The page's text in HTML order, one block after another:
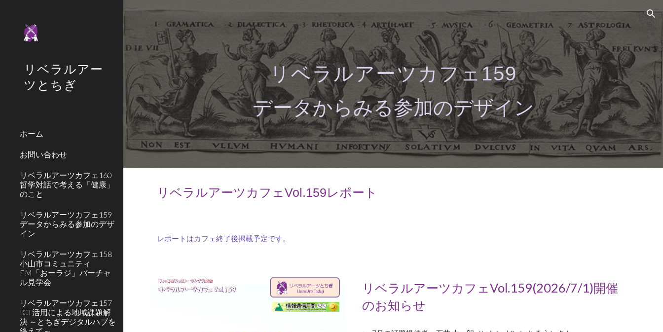
リベラルアー
ツとちぎ
ホーム
お問い合わせ
リベラルアーツカフェ160
哲学対話で考える「健康」
のこと
リベラルアーツカフェ159
データからみる参加のデザ
イン
リベラルアーツカフェ158
小山市コミュニティ
FM「おーラジ」バーチャ
ル見学会
リベラルアーツカフェ157
ICT活用による地域課題解
決 ～とちぎデジタルハブを
リベラルアーツカフェ159
データからみる参加のデザイン
リベラルアーツカフェVol.159レポート
レポートはカフェ終了後掲載予定です。
リベラルアーツカフェVol.159(2026/7/1)開催
のお知らせ